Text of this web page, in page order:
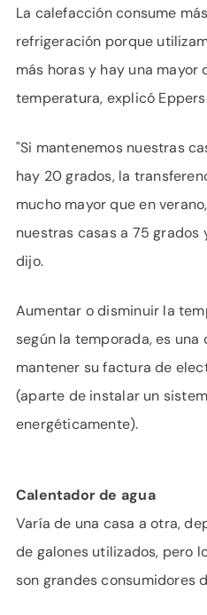
La calefacción consume
refrigeración porque
más horas y hay una mayor
temperatura, explicó
"Si mantenemos nuestras
hay 20 grados, la
mucho mayor que en
nuestras casas a 75 grados
dijo.
Aumentar o disminuir la
según la temporada, es
mantener su factura de
(aparte de instalar un
energéticamente).
Calentador de agua
Varía de una casa a otra,
de galones utilizados, pero
son grandes consumidores